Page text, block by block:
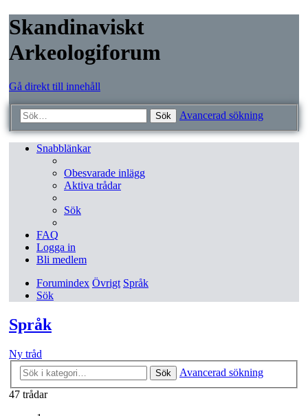
Skandinaviskt
Arkeologiforum
Gå direkt till innehåll
Sök Avancerad sökning
Snabblänkar
Obesvarade inlägg
Aktiva trådar
Sök
FAQ
Logga in
Bli medlem
Forumindex Övrigt Språk
Sök
Språk
Ny tråd
Sök
Avancerad sökning
47 trådar